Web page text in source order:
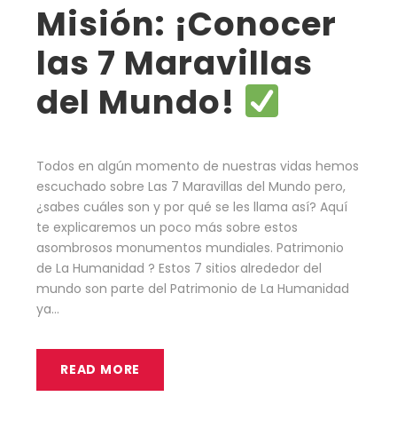
Misión: ¡Conocer
las 7 Maravillas
del Mundo!
Todos en algún momento de nuestras vidas hemos
escuchado sobre Las 7 Maravillas del Mundo pero,
¿sabes cuáles son y por qué se les llama así? Aquí
te explicaremos un poco más sobre estos
asombrosos monumentos mundiales. Patrimonio
de La Humanidad ? Estos 7 sitios alrededor del
mundo son parte del Patrimonio de La Humanidad
ya...
READ MORE